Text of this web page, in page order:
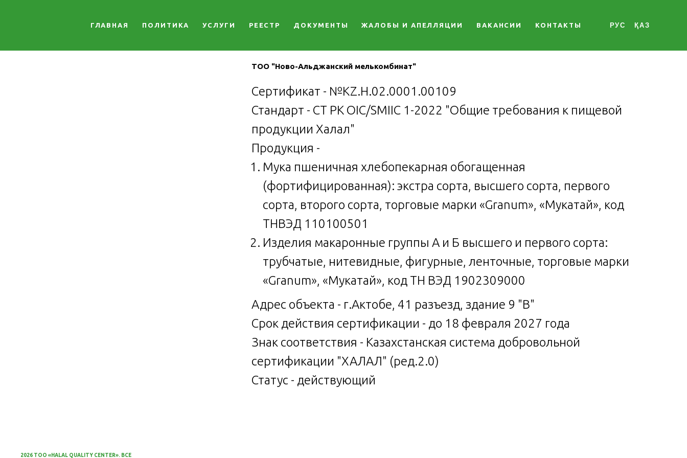
ГЛАВНАЯ ПОЛИТИКА УСЛУГИ РЕЕСТР ДОКУМЕНТЫ ЖАЛОБЫ И АПЕЛЛЯЦИИ ВАКАНСИИ КОНТАКТЫ РУС ҚАЗ
ТОО "Ново-Альджанский мелькомбинат"
Сертификат - №KZ.H.02.0001.00109
Стандарт - СТ РК OIC/SMIIC 1-2022 "Общие требования к пищевой
продукции Халал"
Продукция -
Мука пшеничная хлебопекарная обогащенная
(фортифицированная): экстра сорта, высшего сорта, первого
сорта, второго сорта, торговые марки «Granum», «Мукатай», код
ТНВЭД 110100501
Изделия макаронные группы А и Б высшего и первого сорта:
трубчатые, нитевидные, фигурные, ленточные, торговые марки
«Granum», «Мукатай», код ТН ВЭД 1902309000
Адрес объекта - г.Актобе, 41 разъезд, здание 9 "В"
Срок действия сертификации - до 18 февраля 2027 года
Знак соответствия - Казахстанская система добровольной
сертификации "ХАЛАЛ" (ред.2.0)
Статус - действующий
2026 ТОО «HALAL QUALITY CENTER». ВСЕ